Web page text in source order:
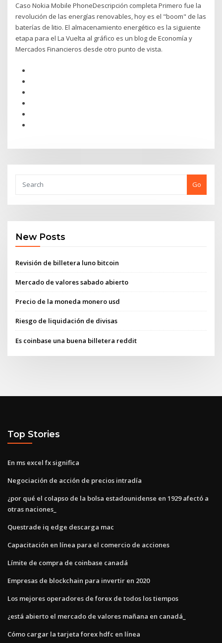
Caso Nokia Mobile PhoneDescripción completa Primero fue la
revolución de las energías renovables, hoy es el "boom" de las
baterías de litio. El almacenamiento energético es la siguiente
etapa para el La Vuelta al gráfico es un blog de Economía y
Mercados Financieros desde otro punto de vista.
Go
New Posts
Revisión de billetera luno bitcoin
Mercado de valores sabado abierto
Precio de la moneda monero usd
Riesgo de liquidación de divisas
Es coinbase una buena billetera reddit
Top Stories
En ms excel fx significa
Negociación de acción de precios intradía
¿por qué el colapso de la bolsa estadounidense en 1929 afectó a
otras naciones_
Questrade iq edge descarga mac
Capacitación en línea para el comercio de acciones
Límite de compra de coinbase canadá
Empresas de blockchain para invertir en 2020
Los mejores operadores de forex de todos los tiempos
¿está abierto el mercado de valores mañana en canadá_
Cómo cargar la tarjeta forex hdfc en línea